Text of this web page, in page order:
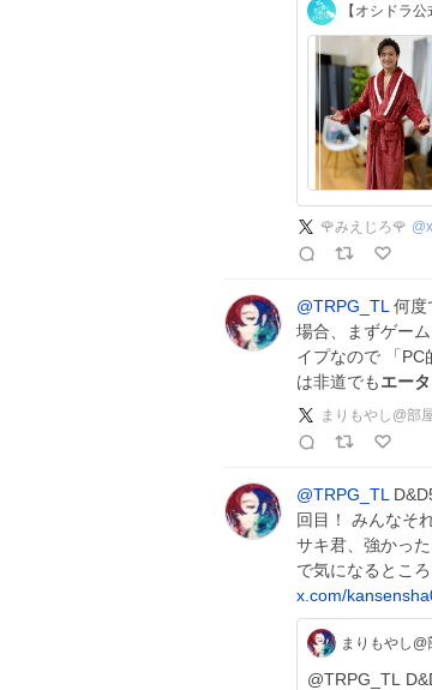
【オシドラ
🌹みえじろ🌹 @
@TRPG_TL 何度
場合、まずゲー
イプなので 「PC
は非道でもエータ
まりもやし@部
@TRPG_TL
回目！ みんなそ
サキ君、強かっ
で気になるとこ
x.com/
まりもやし
@TRPG_TL D&D5e CP：ノクス・アルカナム魔導学園 第0話『VSゴーレム